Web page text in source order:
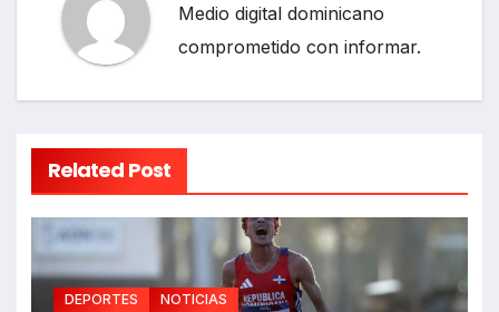
Medio digital dominicano
comprometido con informar.
Related Post
DEPORTES NOTICIAS